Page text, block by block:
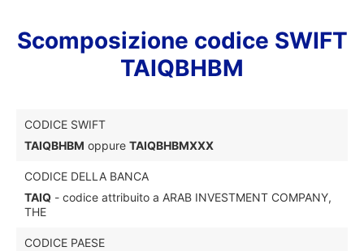
Scomposizione codice SWIFT
TAIQBHBM
CODICE SWIFT
TAIQBHBM oppure TAIQBHBMXXX
CODICE DELLA BANCA
TAIQ - codice attribuito a ARAB INVESTMENT COMPANY,
THE
CODICE PAESE